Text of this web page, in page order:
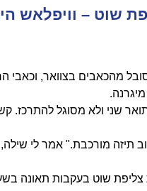
– וויפלאש היבט
בצוואר, וכאבי הראש
ולא מסוגל להתרכז. קשה לי
מורכבת." אמר לי שילה,
שוט בעקבות תאונה בשעת